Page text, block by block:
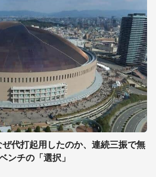
ぜ代打起用したのか、連続三振で無
ンチの「選択」